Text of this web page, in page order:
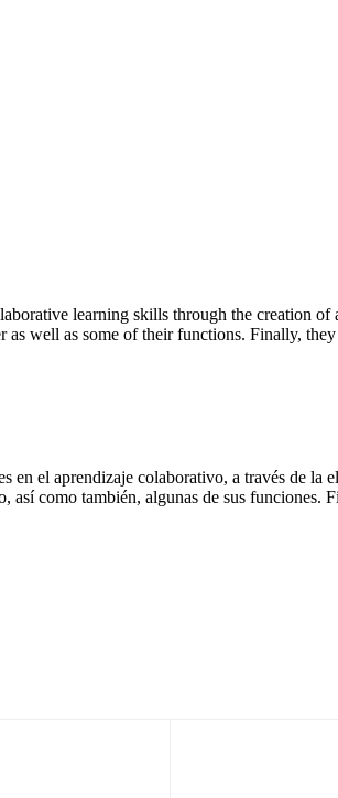
learning skills through the creation
well as some of their functions. Finally,
el aprendizaje colaborativo, a través de la
como también, algunas de sus funciones.